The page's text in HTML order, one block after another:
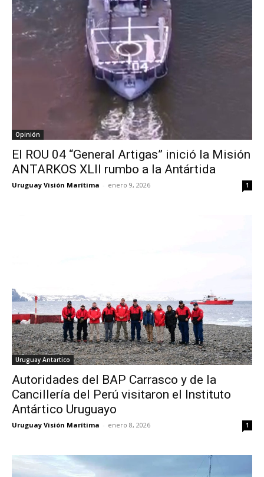
Opinión
El ROU 04 “General Artigas” inició la Misión
ANTARKOS XLII rumbo a la Antártida
Uruguay Visión Marítima - enero 9, 2026 1
Uruguay Antartico
Autoridades del BAP Carrasco y de la
Cancillería del Perú visitaron el Instituto
Antártico Uruguayo
Uruguay Visión Marítima - enero 8, 2026 1